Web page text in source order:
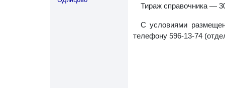
Тираж справочника —
С условиями
телефону 596-13-74